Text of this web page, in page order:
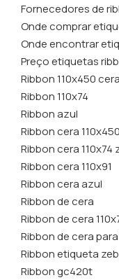
Fornecedores de
Onde comprar
Onde encontrar
Preço etiquetas
Ribbon 110x450 cera
Ribbon 110x74
Ribbon azul
Ribbon cera 110x450
Ribbon cera 110x74
Ribbon cera 110x91
Ribbon cera azul
Ribbon de cera
Ribbon de cera
Ribbon de cera
Ribbon etiqueta
Ribbon gc420t